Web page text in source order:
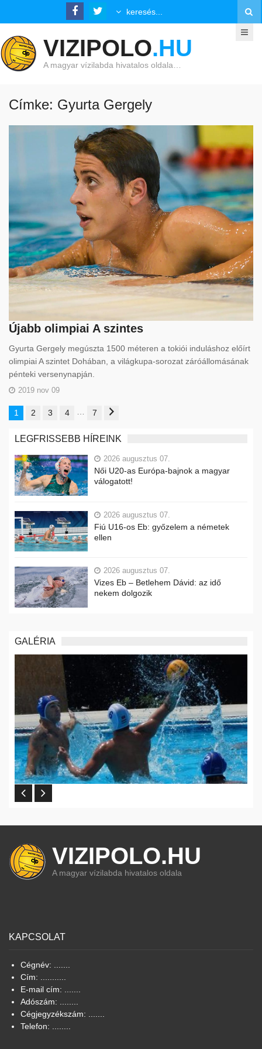
VIZIPOLO.HU
A magyar vízilabda hivatalos oldala…
Címke: Gyurta Gergely
Újabb olimpiai A szintes
Gyurta Gergely megúszta 1500 méteren a tokiói induláshoz előírt
olimpiai A szintet Dohában, a világkupa-sorozat záróállomásának
pénteki versenynapján.
2019 nov 09
1 2 3 4 … 7
LEGFRISSEBB HÍREINK
2026 augusztus 07.
Női U20-as Európa-bajnok a magyar
válogatott!
2026 augusztus 07.
Fiú U16-os Eb: győzelem a németek
ellen
2026 augusztus 07.
Vizes Eb – Betlehem Dávid: az idő
nekem dolgozik
GALÉRIA
VIZIPOLO.HU
A magyar vízilabda hivatalos oldala
KAPCSOLAT
Cégnév: .......
Cím: ...........
E-mail cím: .......
Adószám: ........
Cégjegyzékszám: .......
Telefon: ........